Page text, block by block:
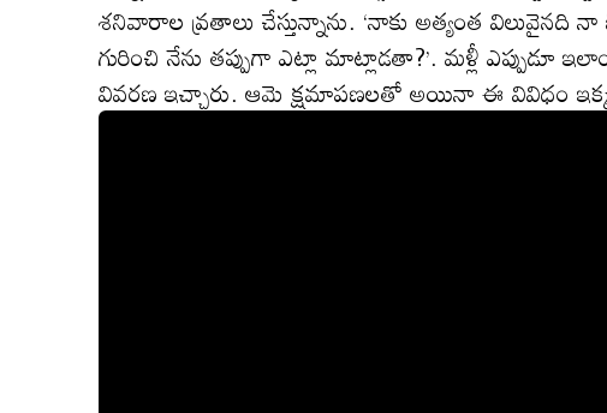
శనివారాల వ్రతాలు చేస్తున్నాను. ‘నాకు అత్యంత విలువైనది
గురించి నేను తప్పుగా ఎట్లా మాట్లాడతా?’. మళ్లీ ఎప్పుడూ
వివరణ ఇచ్చారు. ఆమె క్షమాపణలతో అయినా ఈ వివిధం